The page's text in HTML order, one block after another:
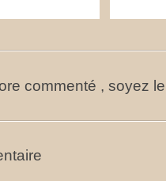
commenté , soyez